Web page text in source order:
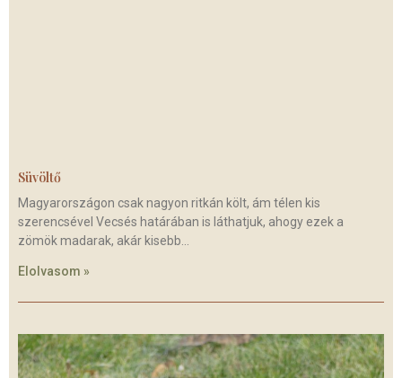
Süvöltő
Magyarországon csak nagyon ritkán költ, ám télen kis
szerencsével Vecsés határában is láthatjuk, ahogy ezek a
zömök madarak, akár kisebb
Elolvasom »